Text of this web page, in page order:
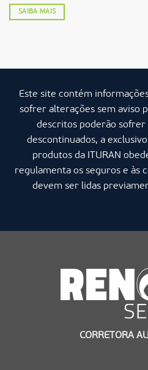
SAIBA MAIS
Este site contém
sofrer alterações sem aviso
descritos poderão sofrer
descontinuados, a
produtos da ITURAN
regulamenta os seguros e às
devem ser lidas
CORRETORA